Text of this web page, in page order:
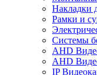
Накладки
Рамки и
Системы
AHD
AHD
IP